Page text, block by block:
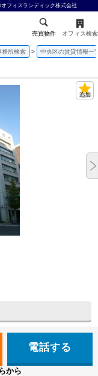
フィスランディック株式会社
売買物件 オフィス検索
務所検索 中央区の賃貸情報一
電話する
から